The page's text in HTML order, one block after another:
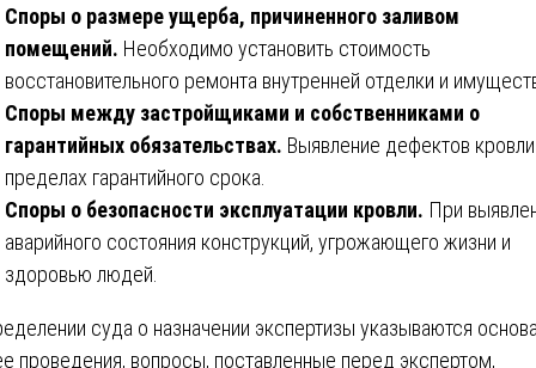
Споры о размере ущерба, причиненного заливом
помещений. Необходимо установить стоимость
восстановительного ремонта внутренней отделки и
Споры между застройщиками и собственниками о
гарантийных обязательствах. Выявление дефектов
пределах гарантийного срока.
Споры о безопасности эксплуатации кровли. При
аварийного состояния конструкций, угрожающего жизни и
здоровью людей.
суда о назначении экспертизы указываются
проведения, вопросы, поставленные перед экспертом,